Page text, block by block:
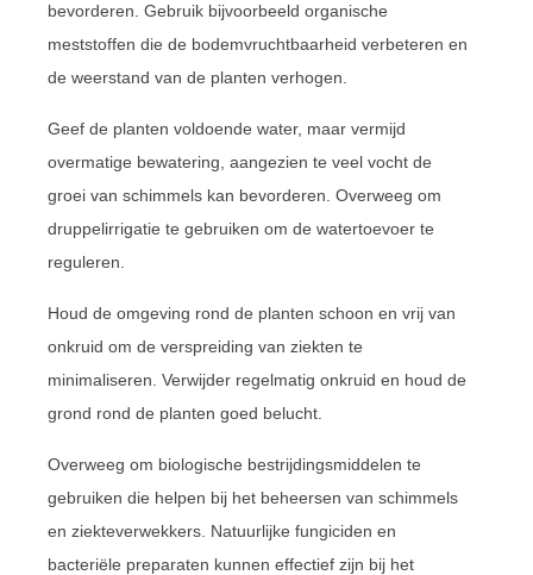
bevorderen. Gebruik bijvoorbeeld organische
meststoffen die de bodemvruchtbaarheid verbeteren en
de weerstand van de planten verhogen.
Geef de planten voldoende water, maar vermijd
overmatige bewatering, aangezien te veel vocht de
groei van schimmels kan bevorderen. Overweeg om
druppelirrigatie te gebruiken om de watertoevoer te
reguleren.
Houd de omgeving rond de planten schoon en vrij van
onkruid om de verspreiding van ziekten te
minimaliseren. Verwijder regelmatig onkruid en houd de
grond rond de planten goed belucht.
Overweeg om biologische bestrijdingsmiddelen te
gebruiken die helpen bij het beheersen van schimmels
en ziekteverwekkers. Natuurlijke fungiciden en
bacteriële preparaten kunnen effectief zijn bij het